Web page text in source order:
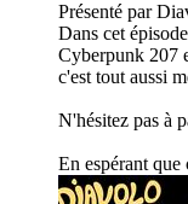
Présenté par
Dans cet
Cyberpunk 207
c'est tout aussi
N'hésitez pas à
En espérant que